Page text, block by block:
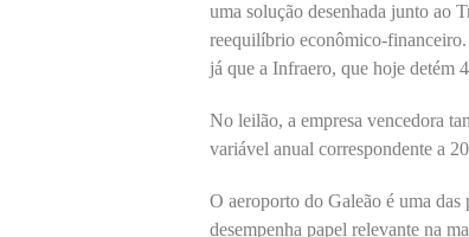
uma solução desenhada junto ao
reequilíbrio econômico-
já que a Infraero, que hoje detém
No leilão, a empresa vencedora
variável anual correspondente a
O aeroporto do Galeão é uma das
desempenha papel relevante na